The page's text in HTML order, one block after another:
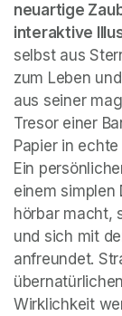
neuartige
interaktive
selbst aus
zum Leben
aus seiner
Tresor einer
Papier in
Ein
einem simplen
hörbar macht,
und sich mit
anfreundet.
Wirklichkeit